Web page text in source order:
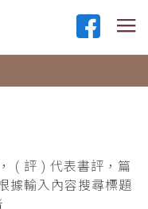
( 評 ) 代表書評，篇
據輸入內容搜尋標題